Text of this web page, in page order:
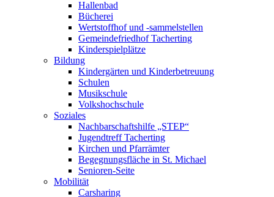
Hallenbad
Bücherei
Wertstoffhof und -sammelstellen
Gemeindefriedhof Tacherting
Kinderspielplätze
Bildung
Kindergärten und Kinderbetreuung
Schulen
Musikschule
Volkshochschule
Soziales
Nachbarschaftshilfe „STEP“
Jugendtreff Tacherting
Kirchen und Pfarrämter
Begegnungsfläche in St. Michael
Senioren-Seite
Mobilität
Carsharing